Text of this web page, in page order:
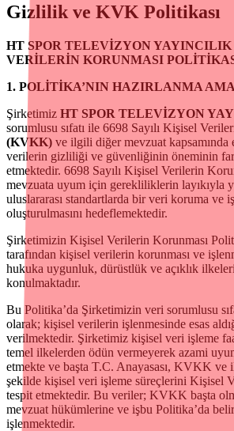
Gizlilik ve KVK Politikası
HT SPOR TELEVİZYON YAYINCILIK
VERİLERİN KORUNMASI
1. POLİTİKA’NIN HAZIRLANMA
Şirketimiz HT SPOR TELEVİZYON
sorumlusu sıfatı ile 6698 Sayılı Kişisel
(KVKK) ve ilgili diğer mevzuat kapsamında
verilerin gizliliği ve güvenliğinin öneminin
etmektedir. 6698 Sayılı Kişisel Verilerin
mevzuata uyum için gerekliliklerin layıkıyla
uluslararası standartlarda bir veri koruma ve
oluşturulmasını hedeflemektedir.
Şirketimizin Kişisel Verilerin Korunması
tarafından kişisel verilerin korunması ve
hukuka uygunluk, dürüstlük ve açıklık
konulmaktadır.
Bu Politika’da Şirketimizin veri sorumlusu
olarak; kişisel verilerin işlenmesinde esas
verilmektedir. Şirketimiz kişisel veri işleme
temel ilkelerden ödün vermeyerek azami
etmekte ve başta T.C. Anayasası, KVKK ve
şekilde kişisel veri işleme süreçlerini Kişisel
tespit etmektedir. Bu veriler; KVKK başta
mevzuat hükümlerine ve işbu Politika’da
işlenmektedir.